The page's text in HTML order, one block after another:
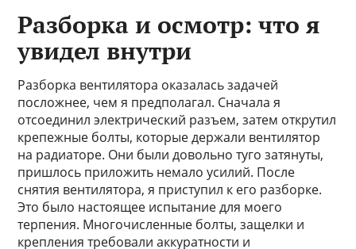
Разборка и осмотр: что я
увидел внутри
Разборка вентилятора оказалась задачей
посложнее, чем я предполагал. Сначала я
отсоединил электрический разъем, затем открутил
крепежные болты, которые держали вентилятор
на радиаторе. Они были довольно туго затянуты,
пришлось приложить немало усилий. После
снятия вентилятора, я приступил к его разборке.
Это было настоящее испытание для моего
терпения. Многочисленные болты, защелки и
крепления требовали аккуратности и